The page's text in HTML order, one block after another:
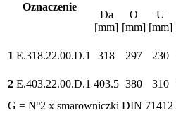
Oznaczenie
Da
[mm]
O
[mm]
U
[mm]
1 E.318.22.00.D.1 318 297 230
2 E.403.22.00.D.1 403.5 380 310
G = Nº2 x smarowniczki DIN